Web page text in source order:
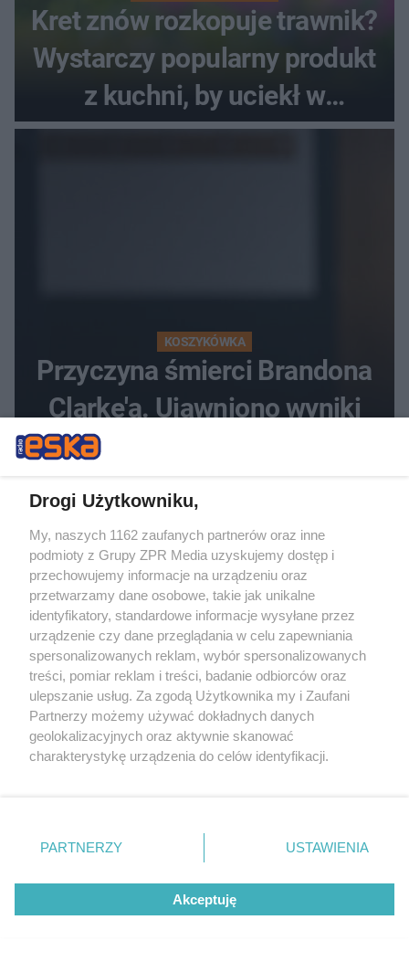
Kret znów rozkopuje trawnik?
Wystarczy popularny produkt
z kuchni, by uciekł w
popłochu
KOSZYKÓWKA
Przyczyna śmierci Brandona
Clarke'a. Ujawniono wyniki
PIŁKA NOŻNA
Jagiellonia Białystok
powalczy z Widzewem Łódź.
Ekstraklasy?
Drogi Użytkowniku,
My, naszych 1162 zaufanych partnerów oraz inne
podmioty z Grupy ZPR Media uzyskujemy dostęp i
przechowujemy informacje na urządzeniu oraz
przetwarzamy dane osobowe, takie jak unikalne
identyfikatory, standardowe informacje wysyłane przez
urządzenie czy dane przeglądania w celu zapewniania
spersonalizowanych reklam, wybór spersonalizowanych
treści, pomiar reklam i treści, badanie odbiorców oraz
ulepszanie usług. Za zgodą Użytkownika my i Zaufani
Partnerzy możemy używać dokładnych danych
geolokalizacyjnych oraz aktywnie skanować
charakterystykę urządzenia do celów identyfikacji.
zmienić/wycofać klikając przycisk ustawień prywatności
znajdujący się w lewym dolnym rogu strony
rodzaje przetwarzania danych nie wymagają zgody
użytkownika, ale masz prawo sprzeciwić się takiemu
przetwarzaniu. Preferencje będą miały zastosowanie tylko
PARTNERZY USTAWIENIA
Akceptuję